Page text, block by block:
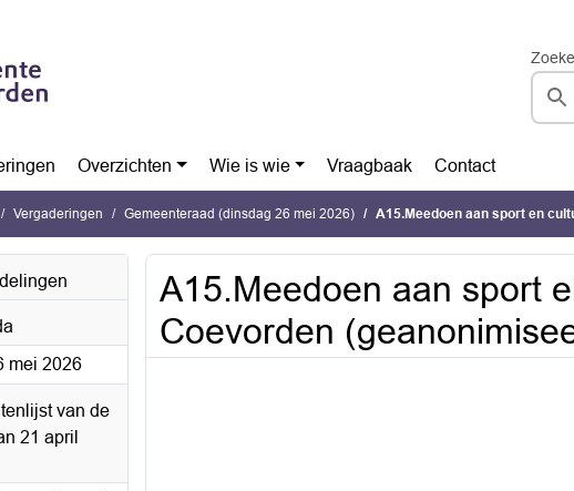
Overzichten Wie is wie Vraagbaak Contact
Vergaderingen Gemeenteraad (dinsdag 26 mei 2026) A15.Meedoen aan sport en
mei 2026
van de
21 april
A15.Meedoen aan sport
Coevorden